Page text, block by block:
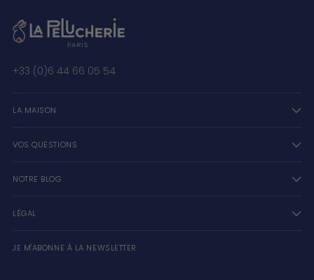
+33 (0)6 44 66 05 54
LA MAISON
VOS QUESTIONS
NOTRE BLOG
LÉGAL
JE M'ABONNE À LA NEWSLETTER